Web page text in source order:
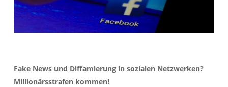
Fake News und Diffamierung in sozialen Netzwerken?
Millionärsstrafen kommen!